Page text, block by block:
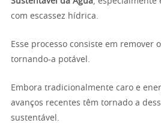
com escassez hídrica.
Esse processo consiste em remover
tornando-a potável.
Embora tradicionalmente caro e
avanços recentes têm tornado a
sustentável.